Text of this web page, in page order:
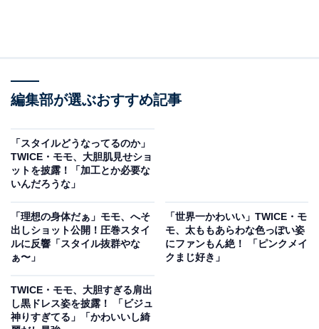
編集部が選ぶおすすめ記事
「スタイルどうなってるのか」
TWICE・モモ、大胆肌見せショ
ットを披露！「加工とか必要な
いんだろうな」
「理想の身体だぁ」モモ、へそ
出しショット公開！圧巻スタイ
ルに反響「スタイル抜群やな
ぁ〜」
「世界一かわいい」TWICE・モ
モ、太ももあらわな色っぽい姿
にファンもん絶！ 「ピンクメイ
クまじ好き」
TWICE・モモ、大胆すぎる肩出
し黒ドレス姿を披露！ 「ビジュ
神りすぎてる」「かわいいし綺